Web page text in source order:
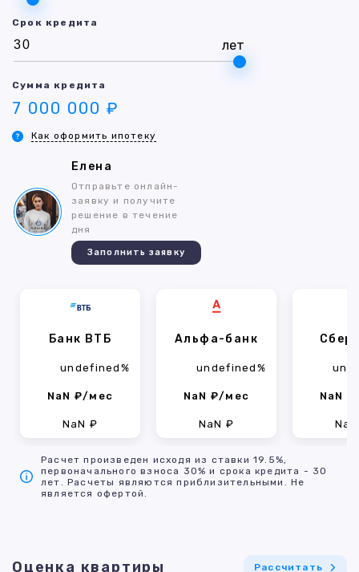
Срок кредита
лет
Сумма кредита
7 000 000 ₽
Как оформить ипотеку
Елена
Отправьте онлайн-
заявку и получите
решение в течение
дня
Заполнить заявку
Банк ВТБ
undefined%
NaN ₽/мес
NaN ₽
Альфа-банк
undefined%
NaN ₽/мес
NaN ₽
NaN
Расчет произведен исходя из ставки 19.5%,
первоначального взноса 30% и срока кредита - 30
лет. Расчеты являются приблизительными. Не
является офертой.
Оценка квартиры Рассчитать